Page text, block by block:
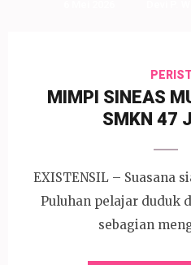
MIMPI SINEAS
SMKN 47
EXISTENSIL – Suasana
Puluhan pelajar duduk
sebagian